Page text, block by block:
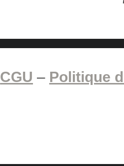
CGU – Politique